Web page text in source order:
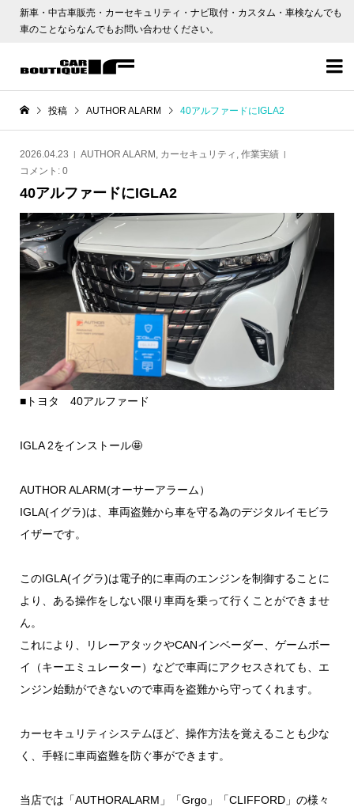
新車・中古車販売・カーセキュリティ・ナビ取付・カスタム・車検なんでも
車のことならなんでもお問い合わせください。

投稿 AUTHOR ALARM 40アルファードにIGLA2
2026.04.23 AUTHOR ALARM , カーセキュリティ , 作業実績
コメント: 0
40アルファードにIGLA2
■トヨタ 40アルファード
IGLA 2をインストール🤩
AUTHOR ALARM(オーサーアラーム）
IGLA(イグラ)は、車両盗難から車を守る為のデジタルイモビラ
イザーです。
このIGLA(イグラ)は電子的に車両のエンジンを制御することに
より、ある操作をしない限り車両を乗って行くことができませ
ん。
これにより、リレーアタックやCANインベーダー、ゲームボー
イ（キーエミュレーター）などで車両にアクセスされても、エ
ンジン始動ができないので車両を盗難から守ってくれます。
カーセキュリティシステムほど、操作方法を覚えることも少な
く、手軽に車両盗難を防ぐ事ができます。
当店では「AUTHORALARM」「Grgo」「CLIFFORD」の様々